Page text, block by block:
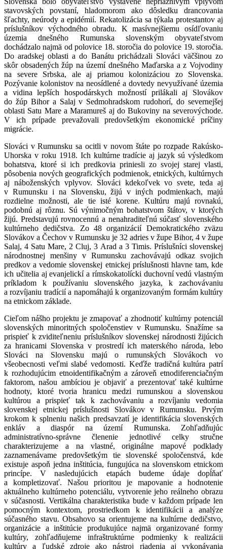
stavovských povstaní, hladomorom ako dôsledku drancovania
šľachty, neúrody a epidémií. Rekatolizácia sa týkala protestantov aj
príslušníkov východného obradu. K masívnejšiemu osídľovaniu
územia dnešného Rumunska slovenským obyvateľstvom
dochádzalo najmä od polovice 18. storočia do polovice 19. storočia.
Do aradskej oblasti a do Banátu prichádzali Slováci väčšinou zo
skôr obsadených žúp na území dnešného Maďarska a z Vojvodiny
na severe Srbska, ale aj priamou kolonizáciou zo Slovenska.
Pozývanie kolonistov na neosídlené a dovtedy nevyužívané územia
a vidina lepších hospodárskych možností prilákali aj Slovákov
do žúp Bihor a Salaj v Sedmohradskom rudohorí, do severnejšej
oblasti Satu Mare a Maramureš aj do Bukoviny na severovýchode.
V ich prípade prevažovali predovšetkým ekonomické príčiny
migrácie.
Slováci v Rumunsku sa ocitli v novom štáte po rozpade Rakúsko-
Uhorska v roku 1918. Ich kultúrne tradície aj jazyk sú výsledkom
bohatstva, ktoré si ich predkovia priniesli zo svojej starej vlasti,
pôsobenia nových geografických podmienok, etnických, kultúrnych
aj náboženských vplyvov. Slováci kdekoľvek vo svete, teda aj
v Rumunsku i na Slovensku, žijú v iných podmienkach, majú
rozdielne možnosti, ale tie isté korene. Kultúru majú rovnakú,
podobnú aj rôznu. Sú výnimočným bohatstvom štátov, v ktorých
žijú. Predstavujú rovnocennú a nenahraditeľnú súčasť slovenského
kultúrneho dedičstva. Zo 48 organizácií Demokratického zväzu
Slovákov a Čechov v Rumunsku je 32 adries v župe Bihor, 4 v župe
Salaj, 4 Satu Mare, 2 Cluj, 3 Arad a 3 Timis. Príslušníci slovenskej
národnostnej menšiny v Rumunsku zachovávajú odkaz svojich
predkov a vedomie slovenskej etnickej príslušnosti hlavne tam, kde
ich učitelia aj evanjelickí a rímskokatolícki duchovní vedú vlastným
príkladom k používaniu slovenského jazyka, k zachovávaniu
a rozvíjaniu tradícií a napomáhajú k organizovaným formám kultúry
na etnickom základe.
Cieľom nášho projektu je zmapovať a zhodnotiť kultúrny potenciál
slovenských minoritných spoločenstiev v Rumunsku. Snažíme sa
prispieť k zviditeľneniu príslušníkov slovenskej národnosti žijúcich
za hranicami Slovenska v prostredí ich materského národa, lebo
Slováci na Slovensku majú o rumunských Slovákoch vo
všeobecnosti veľmi slabé vedomosti. Keďže tradičná kultúra patrí
k rozhodujúcim etnoidentifikačným a zároveň etnodiferenciačným
faktorom, našou ambíciou je objaviť a prezentovať také kultúrne
hodnoty, ktoré tvoria hranicu medzi rumunskou a slovenskou
kultúrou a prispieť tak k zachovávaniu a rozvíjaniu vedomia
slovenskej etnickej príslušnosti Slovákov v Rumunsku. Prvým
krokom k splneniu našich predsavzatí je identifikácia slovenských
enkláv a diaspór na území Rumunska. Zohľadňujúc
administratívno-správne členenie jednotlivé celky stručne
charakterizujeme a na vlastné, originálne mapové podklady
zaznamenávame predovšetkým tie slovenské spoločenstvá, kde
existuje aspoň jedna inštitúcia, fungujúca na slovenskom etnickom
princípe. V nasledujúcich etapách budeme údaje dopĺňať
a kompletizovať. Našou prioritou je mapovanie a hodnotenie
aktuálneho kultúrneho potenciálu, vytvorenie jeho reálneho obrazu
v súčasnosti. Vertikálna charakteristika bude v každom prípade len
pomocným kontextom, prostriedkom k identifikácii a analýze
súčasného stavu. Obsahovo sa orientujeme na kultúrne dedičstvo,
organizácie a inštitúcie produkujúce najmä organizované formy
kultúry, zohľadňujeme infraštruktúrne podmienky k realizácii
kultúry a ľudské zdroje ako nástroj riadenia aj vykonávania